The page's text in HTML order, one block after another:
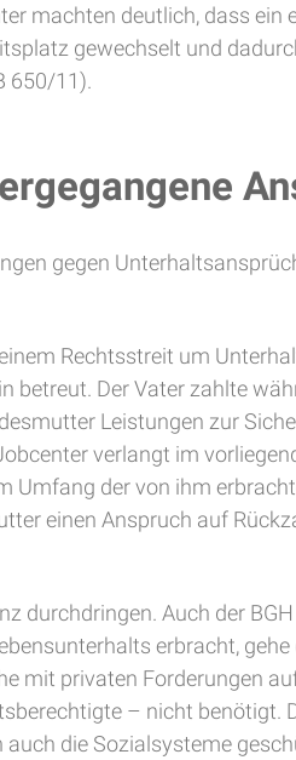
machten deutlich, dass
gewechselt und
650/11).
gegen
Rechtsstreit um
betreut. Der Vater zahlte
Leistungen zur
verlangt im
der von ihm
einen Anspruch auf
durchdringen. Auch der
erbracht,
mit privaten Forderungen
– nicht
die Sozialsysteme